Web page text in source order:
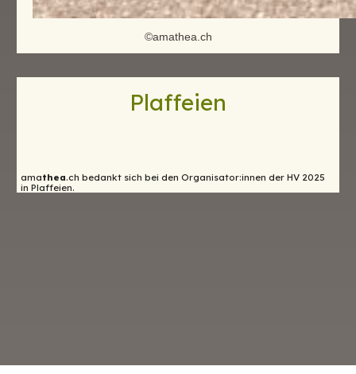
©amathea.ch
Plaffeien
amathea.ch bedankt sich bei den Organisator:innen der HV 2025
in Plaffeien.